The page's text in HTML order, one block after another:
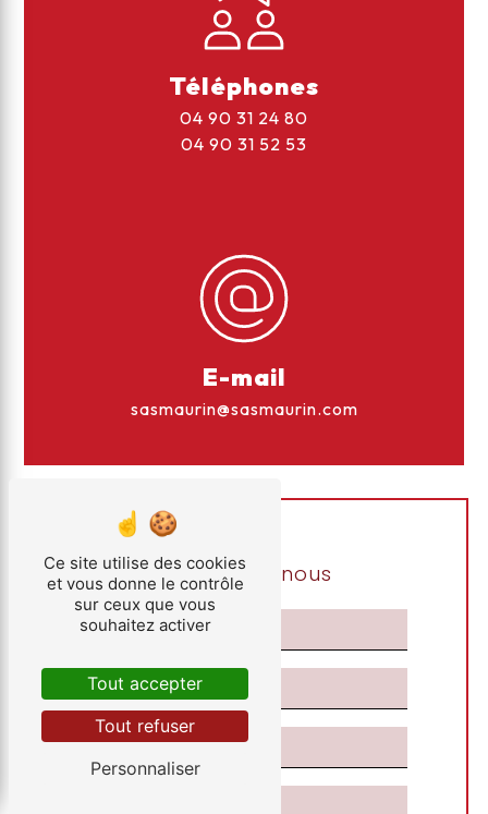
Téléphones
04 90 31 24 80
04 90 31 52 53
E-mail
sasmaurin@sasmaurin.com
Contactez-nous
Ce site utilise des cookies
et vous donne le contrôle
sur ceux que vous
souhaitez activer
Tout accepter
Tout refuser
Personnaliser